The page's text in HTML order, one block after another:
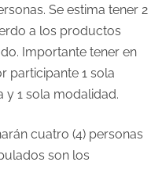
Se estima tener 2
a los productos
Importante tener en
participante 1 sola
y 1 sola modalidad.
cuatro (4) personas
son los